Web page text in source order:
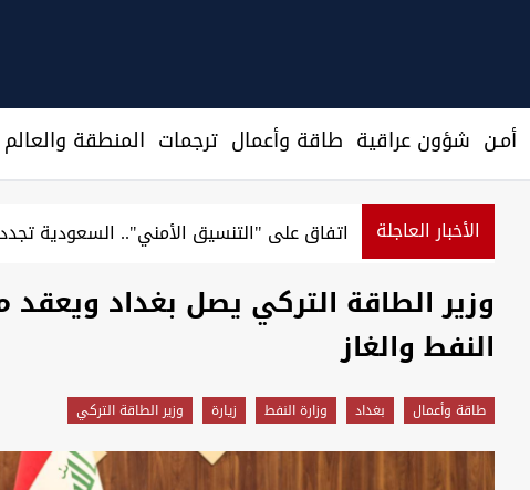
أمـن شؤون عراقية طاقة وأعمال ترجمات المنطقة والعالم
الأخبار العاجلة
مسؤول أميركي: سنرفع الحصار فور الاتفاق على استئناف
وزير الطاقة التركي يصل بغداد ويعقد
النفط والغاز
طاقة وأعمال بغداد وزارة النفط زيارة وزير الطاقة التركي